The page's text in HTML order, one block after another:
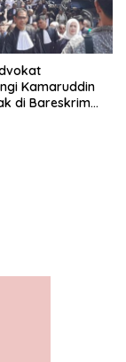
Kamaruddin
di Bareskrim